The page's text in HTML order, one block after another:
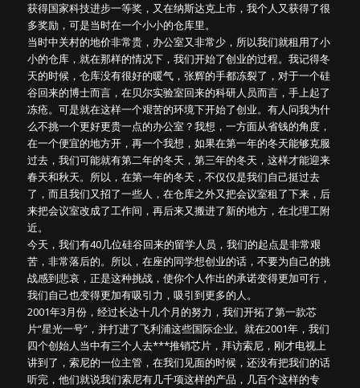
获得国家科技进步一等奖，又在纳斯达克上市，我个人又获得了很
多奖励，可是当时在一个小小的仓库里。
当时中关村的地价非常贵，办公室又非常少，所以我们就租用了小
小的仓库，就在那样的情况下，我们开始了创业的过程。我记得冬
天的时候，仓库没有很好的暖气，张辉的手都冻裂了，对于一个硅
谷回来的博士而言，在贝尔实验室回来的科研人员而言，手上起了
冻疮。可是就在这样一个艰苦的环境下开始了创业。有人问我为什
么不挑一个更好更贵一点的办公室？我想，一方面从省钱的角度，
在一个便宜的地方开，再一个我想，如果在第一年的冬天能够克服
过去，我们可能就有第二年的冬天，第三年的冬天，这样才能迎来
春天和秋天。所以，在第一年的冬天，不仅仅是我们自己挺过去
了，而且我们又招了一些人，在仓库之外又把会议室租了下来，后
来把会议室改成了工作间，再后来又搬进了新的地方，在北理工附
近。
今天，我们有40几位硅谷回来的留学人员，我们的起点是非常艰
苦，非常落后的。所以，在座的同学想创业的话，不要为自己的挑
战感到悲哀，正是这种挑战，使你个人作出的承诺变得更加可行，
我们自己也变得更加有吸引力，吸引到更多的人。
2001年3月份，经过长达十几个月的努力，我们开拓了第一款芯
片“星光一号”，并打进了飞利浦这些国际企业。就在2001年，我们
四个创始人当中有三个人去***推销芯片，拜访索尼，刚才电视上
讲到了，索尼的一位主管，在我们见面的时候，还没有把我们的话
听完，他们就说我们索尼有几千项这样的产品，几百个这样的专